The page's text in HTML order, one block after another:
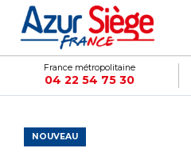
France métropolitaine
04 22 54 75 30
NOUVEAU
Panneau de gestion des cookies